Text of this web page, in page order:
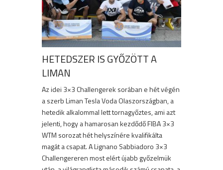
HETEDSZER IS GYŐZÖTT A
LIMAN
Az idei 3×3 Challengerek sorában e hét végén
a szerb Liman Tesla Voda Olaszországban, a
hetedik alkalommal lett tornagyőztes, ami azt
jelenti, hogy a hamarosan kezdődő FIBA 3×3
WTM sorozat hét helyszínére kvalifikálta
magát a csapat. A Lignano Sabbiadoro 3×3
Challengereren most elért újabb győzelmük